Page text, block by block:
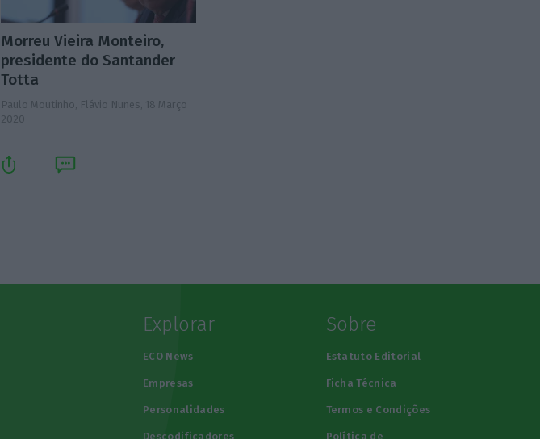
Morreu Vieira Monteiro,
presidente do Santander
Totta
Paulo Moutinho, Flávio Nunes, 18 Março
2020
Explorar
ECO News
Empresas
Personalidades
Descodificadores
Sobre
Estatuto Editorial
Ficha Técnica
Termos e Condições
Política de